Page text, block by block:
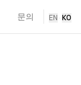
문의 EN · KO